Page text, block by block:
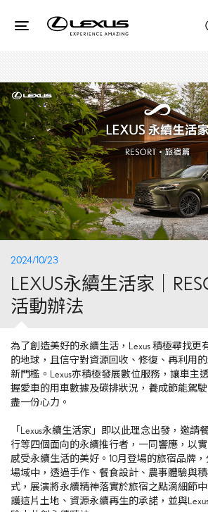
2024/10/23
LEXUS永續生活家｜
活動辦法
為了創造美好的永續生活，Lexus 積極尋找更
的地球，且信守對資源回收、修復、再利用
新門檻。Lexus亦積極發展數位服務，讓車主
握愛車的用車數據及碳排狀況，養成節能駕
盡一份心力。
「Lexus永續生活家」即以此理念出發，邀請
行等四個面向的永續推行者，一同響應，以
感受永續生活的美好。 10月登場的旅宿品牌
場域中，透過手作、餐食設計、農事體驗與
式，展演將永續精神落實於旅宿之點滴細節
護這片土地、資源永續再生的承諾，並與